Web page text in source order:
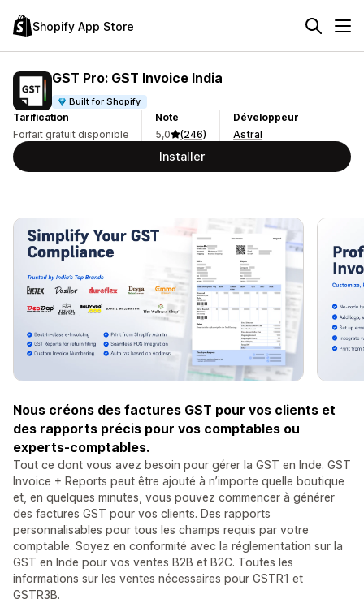
Shopify App Store
GST Pro: GST Invoice India
Built for Shopify
Tarification
Forfait gratuit disponible
Note
5,0
(246)
Développeur
Astral
Installer
Nous créons des factures GST pour vos clients et
des rapports précis pour vos comptables ou
experts-comptables.
Tout ce dont vous avez besoin pour gérer la GST en Inde. GST
Invoice + Reports peut être ajouté à n’importe quelle boutique
et, en quelques minutes, vous pouvez commencer à générer
des factures GST pour vos clients. Des rapports
personnalisables pour tous les champs requis par votre
comptable. Soyez en conformité avec la réglementation sur la
GST en Inde pour vos ventes B2B et B2C. Toutes les
informations sur les ventes nécessaires pour GSTR1 et
GSTR3B.